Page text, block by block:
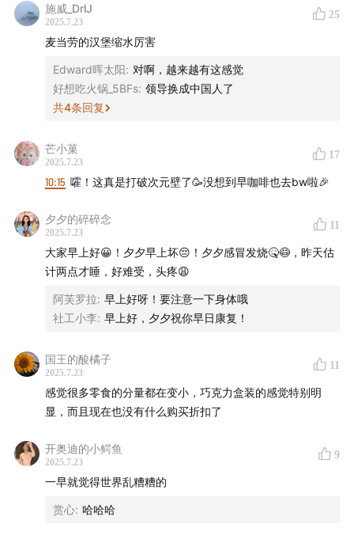
主播
Mengyi
幕后制作
实习研究员：桃子、Rachel、茹雪、Kori、大豆、溪若
后期：沁茗
封面设计：饭团
商业内容策划：茹雪、幸倍
声动活泼商业化小队：新新、秋杰、琳琳、迪卡、刘畅
（实习）
商务合作 ：声动早咖啡等节目商业合作持续招募中，点击
business@shengfm.cn
岗位（节目运营、社群运营、内容营销）和 BD 经理，工
司董事会主席兼首席执行官詹鲲杰称，中国市场、旗舰品牌
可口可乐和餐饮渠道的强劲表现推动了整体销量增长。 8️⃣7
月22号好时公司宣布由于可可豆价格上涨将调整巧克力价
格。可可价格去年12月曾飙升至每公吨12000美元，虽今年
有所回落，但纽约市场可可期货在7月22日左右仍徘徊在每
公吨8100美元左右，远高于历史水平 。这是由于西非恶劣
紧张，且短期内可可价格预计难以回到传统水平
施威_DrlJ
2025.7.23
25
麦当劳的汉堡缩水厉害
Edward晖太阳: 对啊，越来越有这感觉
好想吃火锅_5BFs: 领导换成中国人了
共4条回复
芒小菓
2025.7.23
17
10:15 嚯！这真是打破次元壁了🥳没想到早咖啡也去bw啦🎉
夕夕的碎碎念
2025.7.23
11
大家早上好😀！夕夕早上坏😔！夕夕感冒发烧🤒😷，昨天估
计两点才睡，好难受，头疼😩
阿芙罗拉: 早上好呀！要注意一下身体哦
社工小李: 早上好，夕夕祝你早日康复！
国王的酸橘子
2025.7.23
11
感觉很多零食的分量都在变小，巧克力盒装的感觉特别明
显，而且现在也没有什么购买折扣了
开奥迪的小鳄鱼
2025.7.23
9
一早就觉得世界乱糟糟的
赏心: 哈哈哈